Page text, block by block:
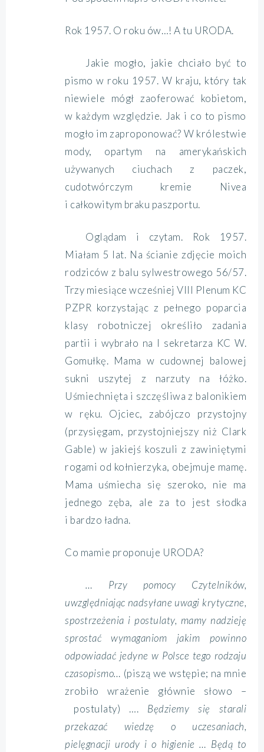
Rok 1957. O roku ów…! A tu URODA.
Jakie mogło, jakie chciało być to
pismo w roku 1957. W kraju, który tak
niewiele mógł zaoferować kobietom,
w każdym względzie. Jak i co to pismo
mogło im zaproponować? W królestwie
mody, opartym na amerykańskich
używanych ciuchach z paczek,
cudotwórczym kremie Nivea
i całkowitym braku paszportu.
Oglądam i czytam. Rok 1957.
Miałam 5 lat. Na ścianie zdjęcie moich
rodziców z balu sylwestrowego 56/57.
Trzy miesiące wcześniej VIII Plenum KC
PZPR korzystając z pełnego poparcia
klasy robotniczej określiło zadania
partii i wybrało na I sekretarza KC W.
Gomułkę. Mama w cudownej balowej
sukni uszytej z narzuty na łóżko.
Uśmiechnięta i szczęśliwa z balonikiem
w ręku. Ojciec, zabójczo przystojny
(przysięgam, przystojniejszy niż Clark
Gable) w jakiejś koszuli z zawiniętymi
rogami od kołnierzyka, obejmuje mamę.
Mama uśmiecha się szeroko, nie ma
jednego zęba, ale za to jest słodka
i bardzo ładna.
Co mamie proponuje URODA?
… Przy pomocy Czytelników,
uwzględniając nadsyłane uwagi krytyczne,
spostrzeżenia i postulaty, mamy nadzieję
sprostać wymaganiom jakim powinno
odpowiadać jedyne w Polsce tego rodzaju
czasopismo… (piszą we wstępie; na mnie
zrobiło wrażenie głównie słowo –
postulaty) …. Będziemy się starali
przekazać wiedzę o uczesaniach,
pielęgnacji urody i o higienie … Będą to